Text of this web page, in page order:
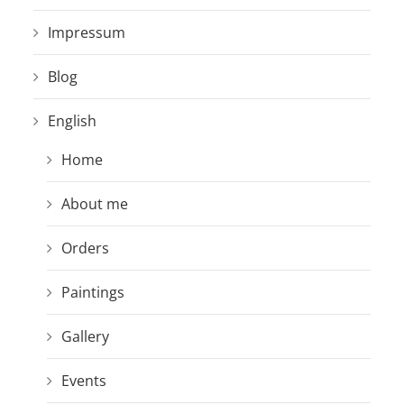
Impressum
Blog
English
Home
About me
Orders
Paintings
Gallery
Events